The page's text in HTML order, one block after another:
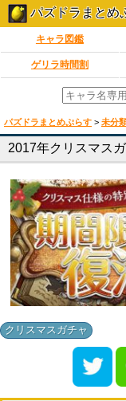
パズドラまとめ
キャラ図鑑
ゲリラ時間割
パズドラまとめぷらす > 未分
2017年クリスマス
クリスマスガチャ